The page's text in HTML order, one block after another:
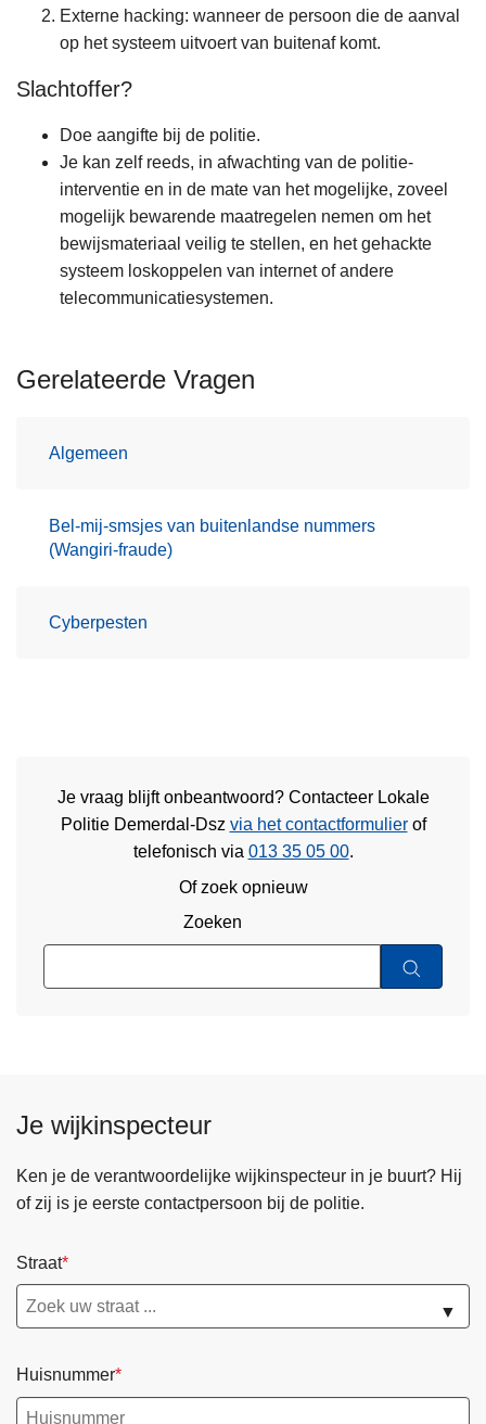
Externe hacking: wanneer de persoon die de aanval
op het systeem uitvoert van buitenaf komt.
Slachtoffer?
Doe aangifte bij de politie.
Je kan zelf reeds, in afwachting van de politie-
interventie en in de mate van het mogelijke, zoveel
mogelijk bewarende maatregelen nemen om het
bewijsmateriaal veilig te stellen, en het gehackte
systeem loskoppelen van internet of andere
telecommunicatiesystemen.
Gerelateerde Vragen
Algemeen
Bel-mij-smsjes van buitenlandse nummers
(Wangiri-fraude)
Cyberpesten
Je vraag blijft onbeantwoord? Contacteer Lokale
Politie Demerdal-Dsz via het contactformulierof
telefonisch via 013 35 05 00.
Of zoek opnieuw
Zoeken
Je wijkinspecteur
Ken je de verantwoordelijke wijkinspecteur in je buurt? Hij
of zij is je eerste contactpersoon bij de politie.
Straat
▼
Huisnummer